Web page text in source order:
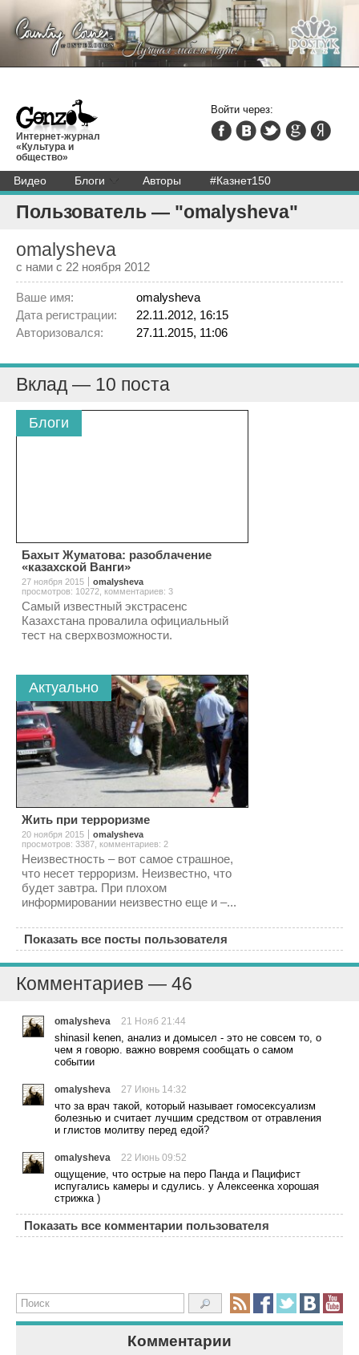
Интернет-журнал
«Культура и
общество»
Видео Блоги Авторы #Казнет150
Войти через:
Комментарии
Пользователь — "omalysheva"
omalysheva
с нами с 22 ноября 2012
Ваше имя:
omalysheva
Дата регистрации:
22.11.2012, 16:15
Авторизовался:
27.11.2015, 11:06
Вклад — 10 поста
Блоги
Бахыт Жуматова: разоблачение
«казахской Ванги»
27 ноября 2015
omalysheva
просмотров: 10272 комментариев: 3
Самый известный экстрасенс
Казахстана провалила официальный
тест на сверхвозможности.
Актуально
Жить при терроризме
20 ноября 2015
omalysheva
просмотров: 3387 комментариев: 2
Неизвестность – вот самое страшное,
что несет терроризм. Неизвестно, что
будет завтра. При плохом
информировании неизвестно еще и –...
Показать все посты пользователя
Комментариев — 46
omalysheva 21 Нояб 21:44
shinasil kenen, анализ и домысел - это не совсем то, о
чем я говорю. важно вовремя сообщать о самом
событии
omalysheva 27 Июнь 14:32
что за врач такой, который называет гомосексуализм
болезнью и считает лучшим средством от отравления
и глистов молитву перед едой?
omalysheva 22 Июнь 09:52
ощущение, что острые на перо Панда и Пацифист
испугались камеры и сдулись. у Алексеенка хорошая
стрижка )
Показать все комментарии пользователя